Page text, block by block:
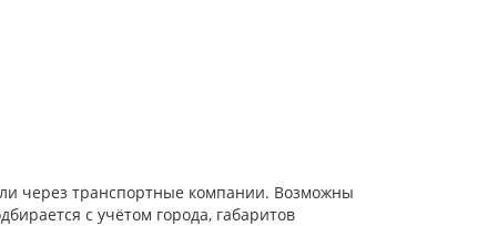
через транспортные компании. Возможны
с учётом города, габаритов